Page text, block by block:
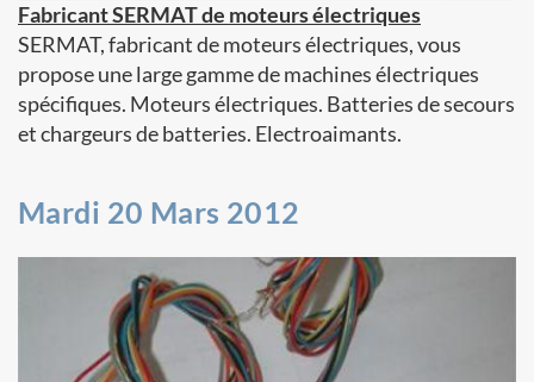
Fabricant SERMAT de moteurs électriques
SERMAT, fabricant de moteurs électriques, vous
propose une large gamme de machines électriques
spécifiques. Moteurs électriques. Batteries de secours
et chargeurs de batteries. Electroaimants.
Mardi 20 Mars 2012